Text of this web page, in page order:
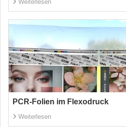
Weiterlesen
PCR-Folien im Flexodruck
Weiterlesen